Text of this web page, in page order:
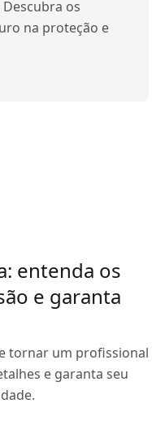
os
na proteção e
entenda os
e garanta
tornar um profissional
e garanta seu